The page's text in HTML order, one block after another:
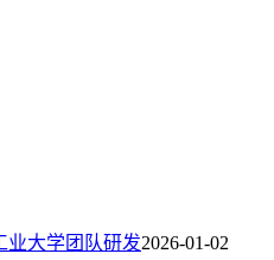
业大学团队研发2026-01-02